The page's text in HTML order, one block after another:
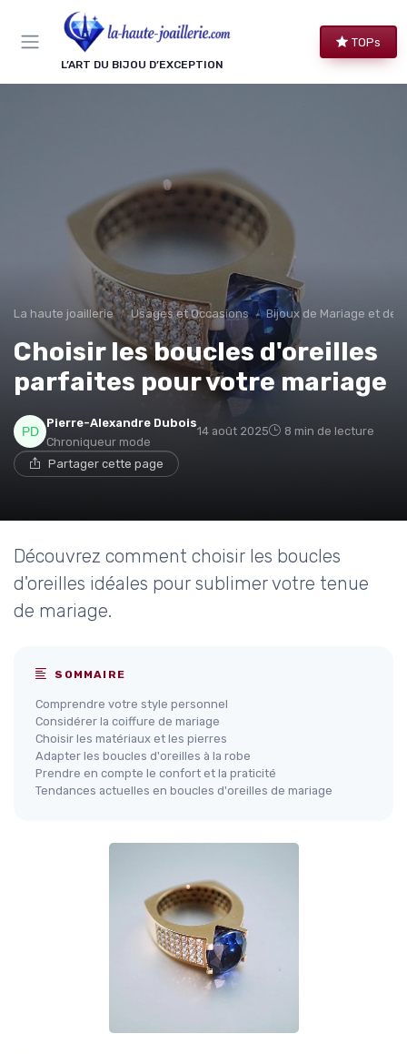
L’ART DU BIJOU D’EXCEPTION
TOPs
La haute joaillerie Usages et Occasions Bijoux de Mariage et de
Choisir les boucles d'oreilles
parfaites pour votre mariage
Pierre-Alexandre Dubois
Chroniqueur mode
14 août 2025 8 min de lecture
Partager cette page
Découvrez comment choisir les boucles
d'oreilles idéales pour sublimer votre tenue
de mariage.
SOMMAIRE
Comprendre votre style personnel
Considérer la coiffure de mariage
Choisir les matériaux et les pierres
Adapter les boucles d'oreilles à la robe
Prendre en compte le confort et la praticité
Tendances actuelles en boucles d'oreilles de mariage
Panneau de gestion des cookies